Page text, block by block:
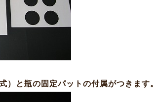
）と瓶の固定パットの付属がつきます。